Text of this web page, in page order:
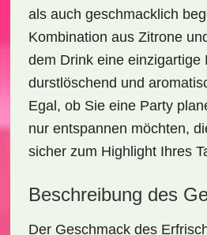
als auch geschmacklich
Kombination aus Zitrone
dem Drink eine einzigartige
durstlöschend und
Egal, ob Sie eine Party
nur entspannen möchten,
sicher zum Highlight Ihres
Beschreibung des
Der Geschmack des